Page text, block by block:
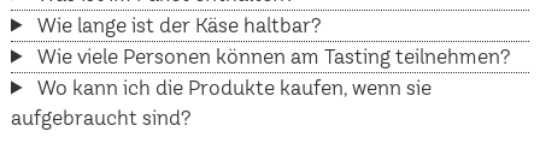
Wie lange ist der Käse haltbar?
Wie viele Personen können am Tasting teilnehmen?
Wo kann ich die Produkte kaufen, wenn sie
aufgebraucht sind?